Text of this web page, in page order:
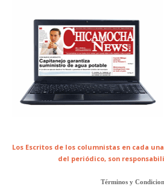
Los Escritos de los columnistas en cada
del periódico, son
Términos y